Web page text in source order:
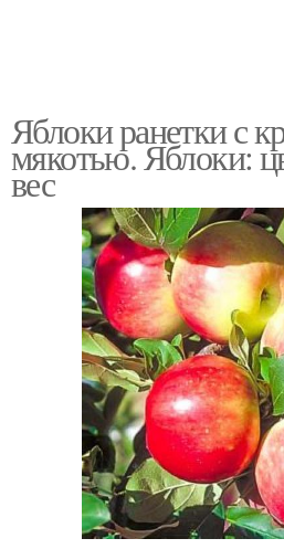
Яблоки ранетки с
мякотью. Яблоки:
вес